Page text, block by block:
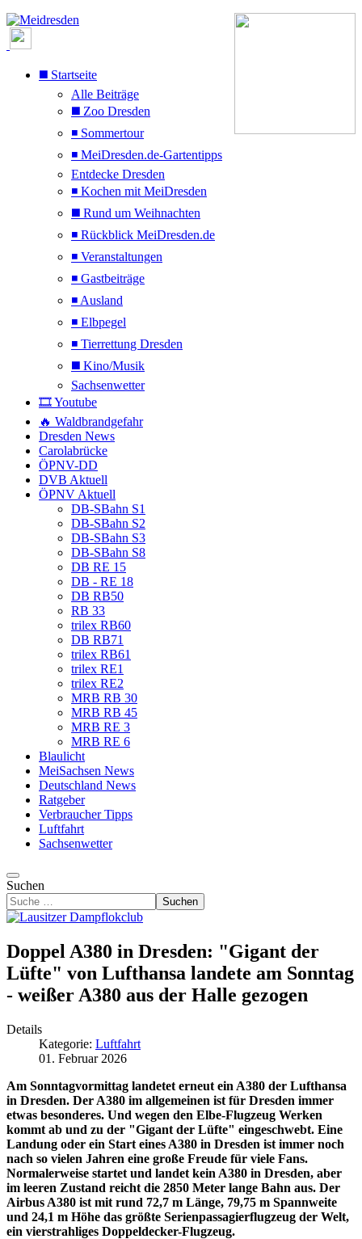
◼️ Startseite
Alle Beiträge
◼️ Zoo Dresden
◾ Sommertour
◾ MeiDresden.de-Gartentipps
Entdecke Dresden
◾ Kochen mit MeiDresden
◼️ Rund um Weihnachten
◾ Rückblick MeiDresden.de
◾ Veranstaltungen
◾ Gastbeiträge
◾ Ausland
◾ Elbpegel
◾ Tierrettung Dresden
◼️ Kino/Musik
Sachsenwetter
🎞️ Youtube
🔥 Waldbrandgefahr
Dresden News
Carolabrücke
ÖPNV-DD
DVB Aktuell
ÖPNV Aktuell
DB-SBahn S1
DB-SBahn S2
DB-SBahn S3
DB-SBahn S8
DB RE 15
DB - RE 18
DB RB50
RB 33
trilex RB60
DB RB71
trilex RB61
trilex RE1
trilex RE2
MRB RB 30
MRB RB 45
MRB RE 3
MRB RE 6
Blaulicht
MeiSachsen News
Deutschland News
Ratgeber
Verbraucher Tipps
Luftfahrt
Sachsenwetter
Suchen
Suchen
Doppel A380 in Dresden: "Gigant der
Lüfte" von Lufthansa landete am Sonntag
- weißer A380 aus der Halle gezogen
Details
Kategorie: Luftfahrt
01. Februar 2026
Am Sonntagvormittag landetet erneut ein A380 der Lufthansa
in Dresden. Der A380 im allgemeinen ist für Dresden immer
etwas besonderes. Und wegen den Elbe-Flugzeug Werken
kommt ab und zu der "Gigant der Lüfte" eingeschwebt. Eine
Landung oder ein Start eines A380 in Dresden ist immer noch
nach so vielen Jahren eine große Freude für viele Fans.
Normalerweise startet und landet kein A380 in Dresden, aber
im leeren Zustand reicht die 2850 Meter lange Bahn aus. Der
Airbus A380 ist mit rund 72,7 m Länge, 79,75 m Spannweite
und 24,1 m Höhe das größte Serienpassagierflugzeug der Welt,
ein vierstrahliges Doppeldecker-Flugzeug.